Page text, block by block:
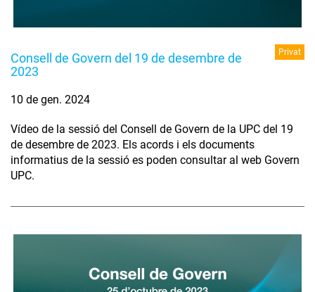
Consell de Govern del 19 de desembre de
2023
Privat
10 de gen. 2024
Vídeo de la sessió del Consell de Govern de la UPC del 19
de desembre de 2023. Els acords i els documents
informatius de la sessió es poden consultar al web Govern
UPC.